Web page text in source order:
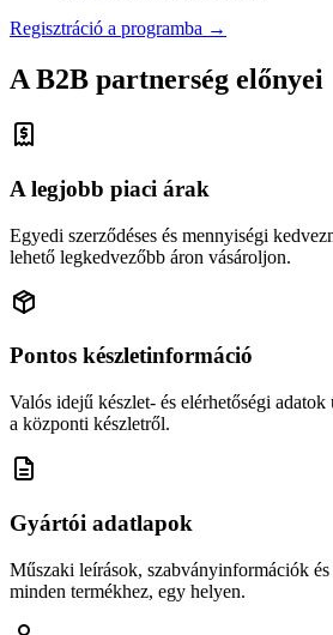
Regisztráció a programba →
A B2B partnerség előnyei
A legjobb piaci árak
Egyedi szerződéses és mennyiségi
lehető legkedvezőbb áron vásároljon.
Pontos készletinformáció
Valós idejű készlet- és elérhetőségi
a központi készletről.
Gyártói adatlapok
Műszaki leírások, szabványinformációk és
minden termékhez, egy helyen.